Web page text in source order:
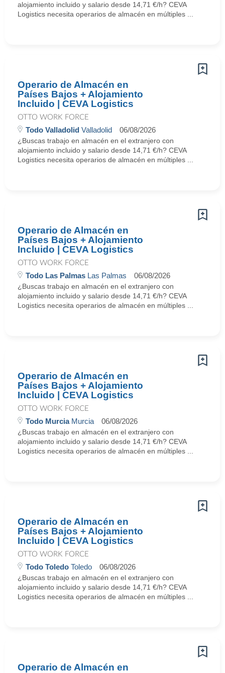
alojamiento incluido y salario desde 14,71 €/h? CEVA
Logistics necesita operarios de almacén en múltiples ...
Operario de Almacén en
Países Bajos + Alojamiento
Incluido | CEVA Logistics
OTTO WORK FORCE
Todo Valladolid Valladolid 06/08/2026
¿Buscas trabajo en almacén en el extranjero con
alojamiento incluido y salario desde 14,71 €/h? CEVA
Logistics necesita operarios de almacén en múltiples ...
Operario de Almacén en
Países Bajos + Alojamiento
Incluido | CEVA Logistics
OTTO WORK FORCE
Todo Las Palmas Las Palmas 06/08/2026
¿Buscas trabajo en almacén en el extranjero con
alojamiento incluido y salario desde 14,71 €/h? CEVA
Logistics necesita operarios de almacén en múltiples ...
Operario de Almacén en
Países Bajos + Alojamiento
Incluido | CEVA Logistics
OTTO WORK FORCE
Todo MurciaMurcia 06/08/2026
¿Buscas trabajo en almacén en el extranjero con
alojamiento incluido y salario desde 14,71 €/h? CEVA
Logistics necesita operarios de almacén en múltiples ...
Operario de Almacén en
Países Bajos + Alojamiento
Incluido | CEVA Logistics
OTTO WORK FORCE
Todo Toledo Toledo 06/08/2026
¿Buscas trabajo en almacén en el extranjero con
alojamiento incluido y salario desde 14,71 €/h? CEVA
Logistics necesita operarios de almacén en múltiples ...
Operario de Almacén en